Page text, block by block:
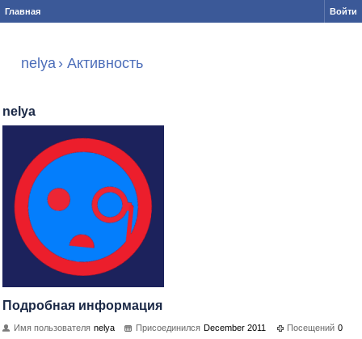
Главная Войти
nelya › Активность
nelya
Подробная информация
Имя пользователя nelya Присоединился December 2011 Посещений 0